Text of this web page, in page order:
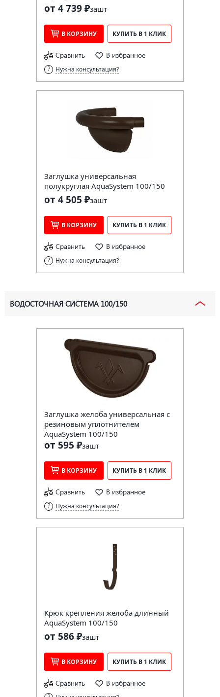
от 4 739 ₽зашт
В КОРЗИНУ КУПИТЬ В 1 КЛИК
Сравнить В избранное
Нужна консультация?
Заглушка универсальная
полукруглая AquaSystem 100/150
от 4 505 ₽зашт
В КОРЗИНУ КУПИТЬ В 1 КЛИК
Сравнить В избранное
Нужна консультация?
ВОДОСТОЧНАЯ СИСТЕМА 100/150
Заглушка желоба универсальная с
резиновым уплотнителем
AquaSystem 100/150
от 595 ₽зашт
В КОРЗИНУ КУПИТЬ В 1 КЛИК
Сравнить В избранное
Нужна консультация?
Крюк крепления желоба длинный
AquaSystem 100/150
от 586 ₽зашт
В КОРЗИНУ КУПИТЬ В 1 КЛИК
Сравнить В избранное